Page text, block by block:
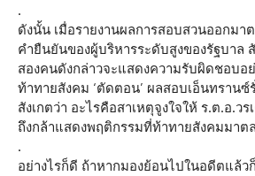
.
ดังนั้น เมื่อรายงานผลการสอบสวนออกมา
คำยืนยันของผู้บริหารระดับสูงของรัฐบาล
สองคนดังกล่าวจะแสดงความรับผิดชอบอ
ท้าทายสังคม ‘ตัดตอน’ ผลสอบเอ็นทรานซ์
สังเกตว่า อะไรคือสาเหตุจูงใจให้ ร.ต.อ.ว
ถึงกล้าแสดงพฤติกรรมที่ท้าทายสังคมมาต
.
อย่างไรก็ดี ถ้าหากมองย้อนไปในอดีตแล้ว